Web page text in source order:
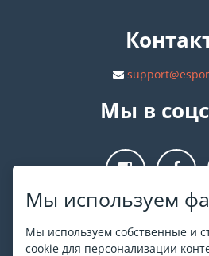
Мы используем
Мы используем собственные и
cookie для персонализации
Мы в
О ESPORT
На ESPORT.in.ua представлена